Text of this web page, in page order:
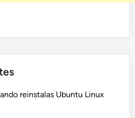
reinstalas Ubuntu Linux